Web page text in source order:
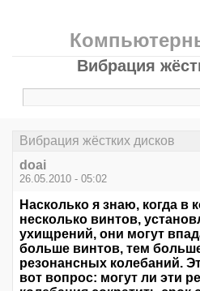
Вибрация
Вибрация жёстких дисков
doai
26.05.2010 - 05:02
Насколько я знаю, когда в
несколько винтов,
ухищрений, они могут
больше винтов, тем
резонансных колебаний.
вот вопрос: могут ли эти